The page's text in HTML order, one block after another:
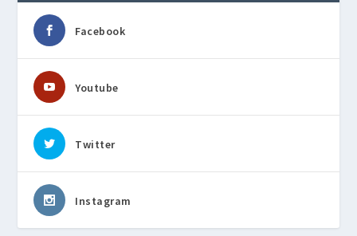
Facebook
Youtube
Twitter
Instagram